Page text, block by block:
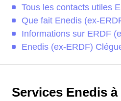
Tous les contacts utiles
Que fait Enedis (ex-
Informations sur ERDF
Enedis (ex-ERDF)
Services Enedis